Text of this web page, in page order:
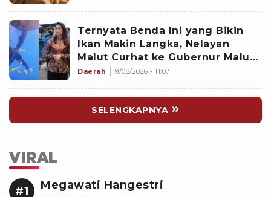
Ternyata Benda Ini yang Bikin
Ikan Makin Langka, Nelayan
Malut Curhat ke Gubernur Malut
Sherly Tjoanda soal Rumpon
Daerah 9/08/2026 - 11:07
SELENGKAPNYA
VIRAL
#1 Megawati Hangestri